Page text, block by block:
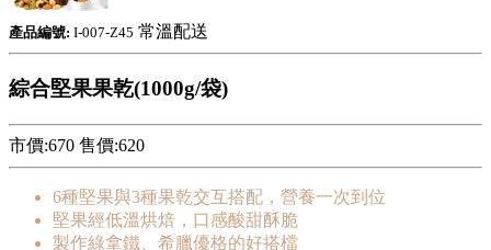
產品編號: I-007-Z45 常溫配送
綜合堅果果乾(1000g/袋)
市價:670 售價:620
6種堅果與3種果乾交互搭配，營養一次到位
堅果經低溫烘焙，口感酸甜酥脆
製作綠拿鐵、希臘優格的好搭檔